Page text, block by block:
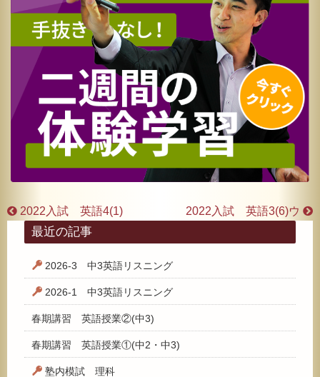
2022入試 英語4(1) 2022入試 英語3(6)ウ
最近の記事
2026-3 中3英語リスニング
2026-1 中3英語リスニング
春期講習 英語授業②(中3)
春期講習 英語授業①(中2・中3)
塾内模試 理科